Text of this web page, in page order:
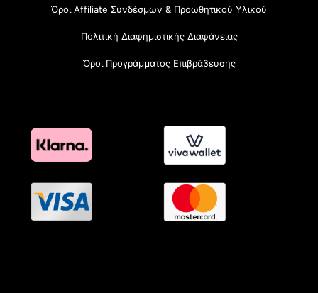
Όροι Affiliate Συνδέσμων & Προωθητικού Υλικού
Πολιτική Διαφημιστικής Διαφάνειας
Όροι Προγράμματος Επιβράβευσης